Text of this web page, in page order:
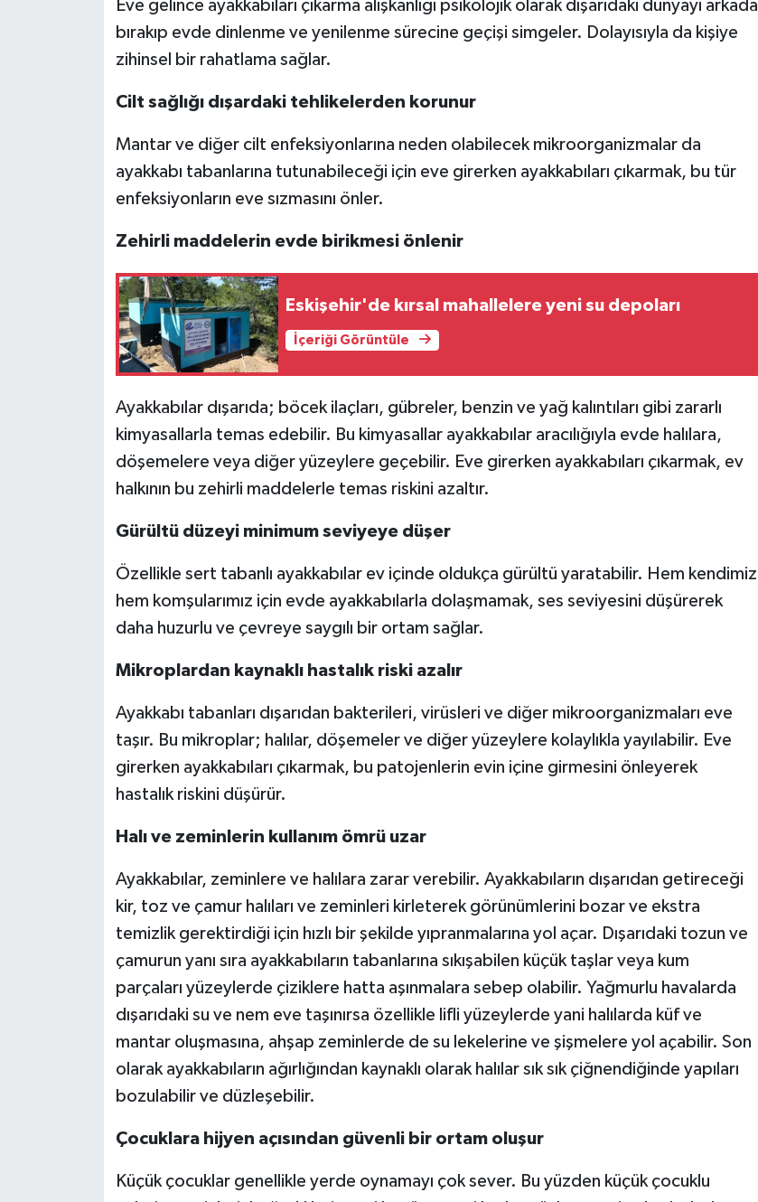
Eve gelince ayakkabıları çıkarma alışkanlığı psikolojik olarak dışarıdaki dünyayı arkada
bırakıp evde dinlenme ve yenilenme sürecine geçişi simgeler. Dolayısıyla da kişiye
zihinsel bir rahatlama sağlar.
Cilt sağlığı dışardaki tehlikelerden korunur
Mantar ve diğer cilt enfeksiyonlarına neden olabilecek mikroorganizmalar da
ayakkabı tabanlarına tutunabileceği için eve girerken ayakkabıları çıkarmak, bu tür
enfeksiyonların eve sızmasını önler.
Zehirli maddelerin evde birikmesi önlenir
Eskişehir'de kırsal mahallelere yeni su depoları
İçeriği Görüntüle
Ayakkabılar dışarıda; böcek ilaçları, gübreler, benzin ve yağ kalıntıları gibi zararlı
kimyasallarla temas edebilir. Bu kimyasallar ayakkabılar aracılığıyla evde halılara,
döşemelere veya diğer yüzeylere geçebilir. Eve girerken ayakkabıları çıkarmak, ev
halkının bu zehirli maddelerle temas riskini azaltır.
Gürültü düzeyi minimum seviyeye düşer
Özellikle sert tabanlı ayakkabılar ev içinde oldukça gürültü yaratabilir. Hem kendimiz
hem komşularımız için evde ayakkabılarla dolaşmamak, ses seviyesini düşürerek
daha huzurlu ve çevreye saygılı bir ortam sağlar.
Mikroplardan kaynaklı hastalık riski azalır
Ayakkabı tabanları dışarıdan bakterileri, virüsleri ve diğer mikroorganizmaları eve
taşır. Bu mikroplar; halılar, döşemeler ve diğer yüzeylere kolaylıkla yayılabilir. Eve
girerken ayakkabıları çıkarmak, bu patojenlerin evin içine girmesini önleyerek
hastalık riskini düşürür.
Halı ve zeminlerin kullanım ömrü uzar
Ayakkabılar, zeminlere ve halılara zarar verebilir. Ayakkabıların dışarıdan getireceği
kir, toz ve çamur halıları ve zeminleri kirleterek görünümlerini bozar ve ekstra
temizlik gerektirdiği için hızlı bir şekilde yıpranmalarına yol açar. Dışarıdaki tozun ve
çamurun yanı sıra ayakkabıların tabanlarına sıkışabilen küçük taşlar veya kum
parçaları yüzeylerde çiziklere hatta aşınmalara sebep olabilir. Yağmurlu havalarda
dışarıdaki su ve nem eve taşınırsa özellikle lifli yüzeylerde yani halılarda küf ve
mantar oluşmasına, ahşap zeminlerde de su lekelerine ve şişmelere yol açabilir. Son
olarak ayakkabıların ağırlığından kaynaklı olarak halılar sık sık çiğnendiğinde yapıları
bozulabilir ve düzleşebilir.
Çocuklara hijyen açısından güvenli bir ortam oluşur
Küçük çocuklar genellikle yerde oynamayı çok sever. Bu yüzden küçük çocuklu